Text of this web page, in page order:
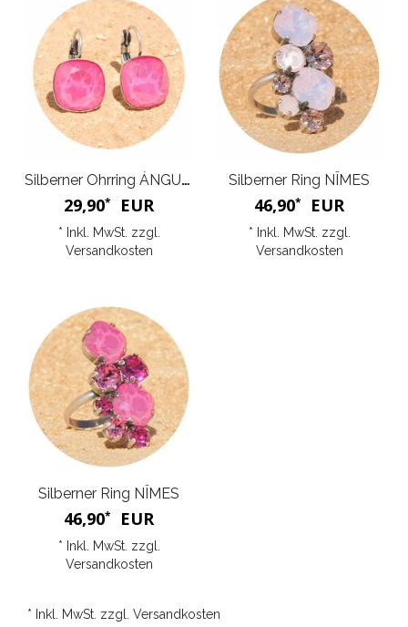
Silberner Ohrring ÁNGULO
29,90* EUR
* Inkl. MwSt. zzgl.
Versandkosten
Silberner Ring NÎMES
46,90* EUR
* Inkl. MwSt. zzgl.
Versandkosten
Silberner Ring NÎMES
46,90* EUR
* Inkl. MwSt. zzgl.
Versandkosten
* Inkl. MwSt. zzgl. Versandkosten